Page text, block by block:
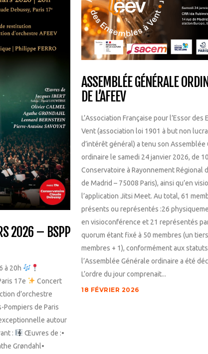
2026 – BSPP
à 20h
17e
Concert
d’orchestre
Pompiers de Paris
autour
:
Œuvres de :•
Grøndahl•
ASSEMBLÉE GÉNÉRALE
DE L’AFEEV
L’Association Française pour l’Essor des
Vent (association loi 1901 à but non
d’intérêt général) a tenu son Assemblée
ordinaire le samedi 24 janvier 2026, de
Conservatoire à Rayonnement Régional
de Madrid – 75008 Paris), ainsi qu’en
l’application Jitsi Meet. Au total, 61
présents ou représentés :26
en visioconférence et 21 représentés
quorum étant fixé à 50 membres (un
membres + 1), conformément aux statuts
l’Assemblée Générale ordinaire a été
L’ordre du jour comprenait...
18 FÉVRIER 2026